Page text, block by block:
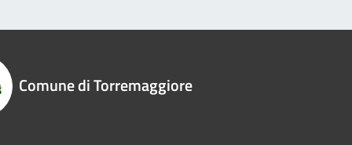
Comune di Torremaggiore